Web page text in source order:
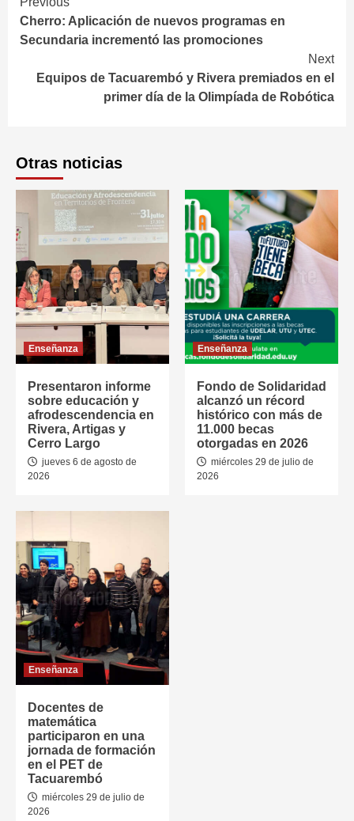
Reading
Cherro: Aplicación de nuevos programas en
Secundaria incrementó las promociones
Next
Equipos de Tacuarembó y Rivera premiados en el
primer día de la Olimpíada de Robótica
Otras noticias
Enseñanza
Presentaron informe
sobre educación y
afrodescendencia en
Rivera, Artigas y
Cerro Largo
jueves 6 de agosto de
2026
Enseñanza
Fondo de Solidaridad
alcanzó un récord
histórico con más de
11.000 becas
otorgadas en 2026
miércoles 29 de julio de
2026
Enseñanza
Docentes de
matemática
participaron en una
jornada de formación
en el PET de
Tacuarembó
miércoles 29 de julio de
2026